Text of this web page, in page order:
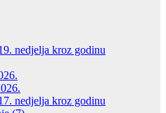
nedjelja kroz godinu
nedjelja kroz godinu